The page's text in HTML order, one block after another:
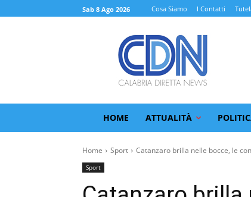
Sab 8 Ago 2026 Cosa Siamo I Contatti
HOME ATTUALITÀ
Home Sport Catanzaro brilla nelle bocce, le
Sport